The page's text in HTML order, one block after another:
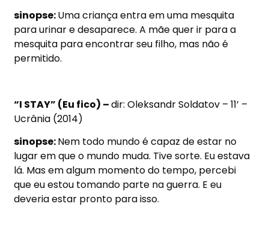
sinopse:Uma criança entra em uma mesquita
para urinar e desaparece. A mãe quer ir para a
mesquita para encontrar seu filho, mas não é
permitido.
“I STAY” (Eu fico) –dir: Oleksandr Soldatov – 11’ –
Ucrânia (2014)
sinopse:Nem todo mundo é capaz de estar no
lugar em que o mundo muda. Tive sorte. Eu estava
lá. Mas em algum momento do tempo, percebi
que eu estou tomando parte na guerra. E eu
deveria estar pronto para isso.